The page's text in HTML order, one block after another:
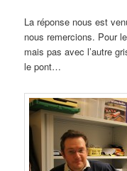
La réponse nous est
nous remercions. Pour
mais pas avec l’autre
le pont…